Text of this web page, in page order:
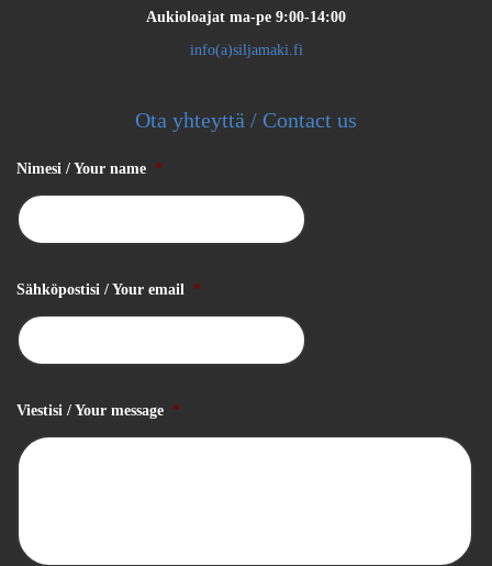
Aukioloajat ma-pe 9:00-14:00
info(a)siljamaki.fi
Ota yhteyttä / Contact us
Nimesi / Your name *
Sähköpostisi / Your email *
Viestisi / Your message *